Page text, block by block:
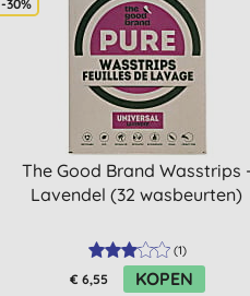
-30%
The Good Brand Wasstrips
Lavendel (32 wasbeurten)
(1)
€ 6,55 KOPEN